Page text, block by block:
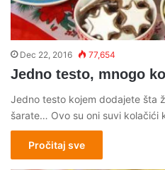
Dec 22, 2016 77,654
Jedno testo, mnogo
Jedno testo kojem dodajete šta
šarate… Ovo su oni suvi kolačići
Pročitaj sve